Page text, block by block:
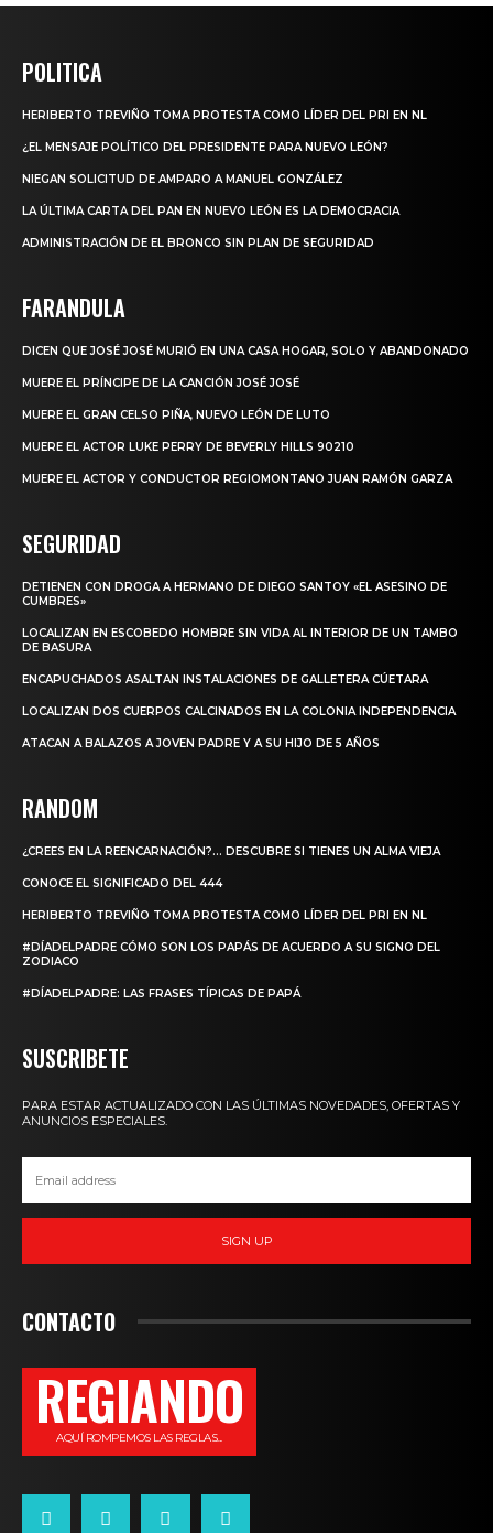
POLITICA
HERIBERTO TREVIÑO TOMA PROTESTA COMO LÍDER DEL PRI EN NL
¿EL MENSAJE POLÍTICO DEL PRESIDENTE PARA NUEVO LEÓN?
NIEGAN SOLICITUD DE AMPARO A MANUEL GONZÁLEZ
LA ÚLTIMA CARTA DEL PAN EN NUEVO LEÓN ES LA DEMOCRACIA
ADMINISTRACIÓN DE EL BRONCO SIN PLAN DE SEGURIDAD
FARANDULA
DICEN QUE JOSÉ JOSÉ MURIÓ EN UNA CASA HOGAR, SOLO Y ABANDONADO
MUERE EL PRÍNCIPE DE LA CANCIÓN JOSÉ JOSÉ
MUERE EL GRAN CELSO PIÑA, NUEVO LEÓN DE LUTO
MUERE EL ACTOR LUKE PERRY DE BEVERLY HILLS 90210
MUERE EL ACTOR Y CONDUCTOR REGIOMONTANO JUAN RAMÓN GARZA
SEGURIDAD
DETIENEN CON DROGA A HERMANO DE DIEGO SANTOY «EL ASESINO DE
CUMBRES»
LOCALIZAN EN ESCOBEDO HOMBRE SIN VIDA AL INTERIOR DE UN TAMBO
DE BASURA
ENCAPUCHADOS ASALTAN INSTALACIONES DE GALLETERA CÚETARA
LOCALIZAN DOS CUERPOS CALCINADOS EN LA COLONIA INDEPENDENCIA
ATACAN A BALAZOS A JOVEN PADRE Y A SU HIJO DE 5 AÑOS
RANDOM
¿CREES EN LA REENCARNACIÓN?… DESCUBRE SI TIENES UN ALMA VIEJA
CONOCE EL SIGNIFICADO DEL 444
HERIBERTO TREVIÑO TOMA PROTESTA COMO LÍDER DEL PRI EN NL
#DÍADELPADRE CÓMO SON LOS PAPÁS DE ACUERDO A SU SIGNO DEL
ZODIACO
#DÍADELPADRE: LAS FRASES TÍPICAS DE PAPÁ
SUSCRIBETE
PARA ESTAR ACTUALIZADO CON LAS ÚLTIMAS NOVEDADES, OFERTAS Y
ANUNCIOS ESPECIALES.
SIGN UP
CONTACTO
REGIANDO
AQUÍ ROMPEMOS LAS REGLAS...